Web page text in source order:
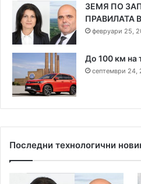
ЗЕМЯ ПО
ПРАВИЛАТА
февруари 25,
До 100 км на
септември 24,
Последни технологични